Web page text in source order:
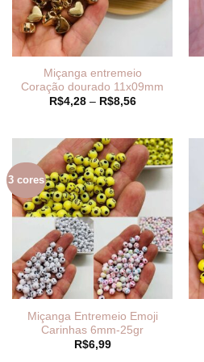
Miçanga entremeio
Coração dourado 11x09mm
R$4,28 – R$8,56Faixa
através
R$8,56
3 cores
Miçanga Entremeio Emoji
Carinhas 6mm-25gr
R$6,99